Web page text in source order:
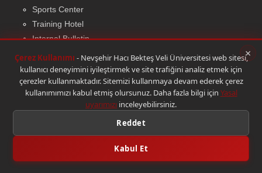
×
Çerez Kullanımı - Nevşehir Hacı Bekteş Veli Üniversitesi web sitesi,
kullanıcı deneyimini iyileştirmek ve site trafiğini analiz etmek için
çerezler kullanmaktadır. Sitemizi kullanmaya devam ederek çerez
kullanımımızı kabul etmiş olursunuz. Daha fazla bilgi için Yasal
uyarımızı inceleyebilirsiniz.
Reddet
Kabul Et
Sports Center
Training Hotel
Internal Bulletin
NEVU Contemporary
NEVU Museum